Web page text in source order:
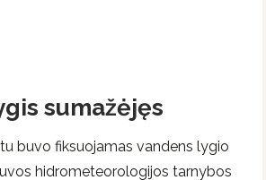
sumažėjęs
buvo fiksuojamas vandens lygio
hidrometeorologijos tarnybos